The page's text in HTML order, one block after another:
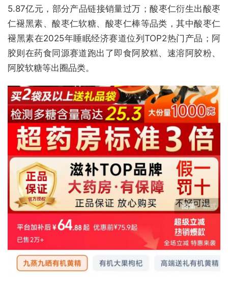
5.87亿元，部分产品链接销量过万；酸枣仁衍生出酸枣
仁褪黑素、酸枣仁软糖、酸枣仁棒等品类，其中酸枣仁
褪黑素在2025年睡眠经济赛道位列TOP2热门产品；阿
胶则在药食同源赛道跑出了即食阿胶糕、速溶阿胶粉、
阿胶软糖等出圈品类。